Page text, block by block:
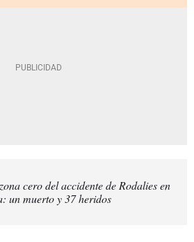
cero del accidente de Rodalies en
un muerto y 37 heridos